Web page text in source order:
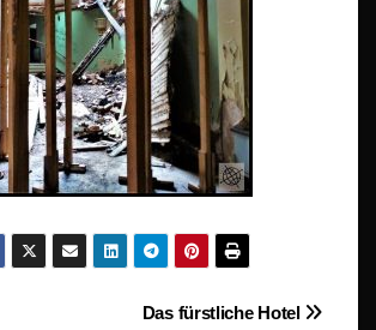
Das fürstliche Hotel